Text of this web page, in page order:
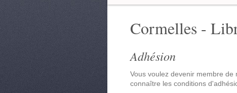
Cormelles -
Adhésion
Vous voulez devenir membre
connaître les conditions